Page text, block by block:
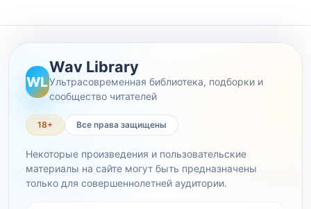
WL
Wav Library
Ультрасовременная библиотека, подборки и
сообщество читателей
18+ Все права защищены
Некоторые произведения и пользовательские
материалы на сайте могут быть предназначены
только для совершеннолетней аудитории.